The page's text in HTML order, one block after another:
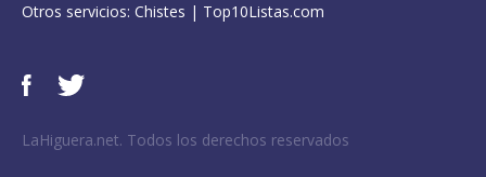
Otros servicios: Chistes | Top10Listas.com
LaHiguera.net. Todos los derechos reservados